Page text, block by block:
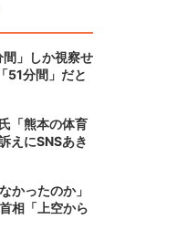
」しか視察せ
51分間」だと
「熊本の体育
えにSNSあき
かったのか」
相「上空から